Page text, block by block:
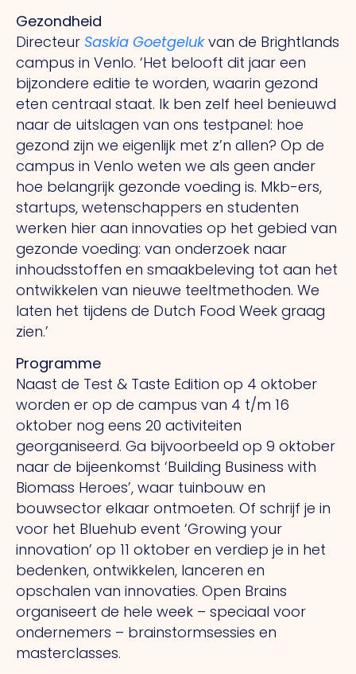
Gezondheid
Directeur Saskia Goetgelukvan de Brightlands
campus in Venlo. ‘Het belooft dit jaar een
bijzondere editie te worden, waarin gezond
eten centraal staat. Ik ben zelf heel benieuwd
naar de uitslagen van ons testpanel: hoe
gezond zijn we eigenlijk met z’n allen? Op de
campus in Venlo weten we als geen ander
hoe belangrijk gezonde voeding is. Mkb-ers,
startups, wetenschappers en studenten
werken hier aan innovaties op het gebied van
gezonde voeding: van onderzoek naar
inhoudsstoffen en smaakbeleving tot aan het
ontwikkelen van nieuwe teeltmethoden. We
laten het tijdens de Dutch Food Week graag
zien.’
Programme
Naast de Test & Taste Edition op 4 oktober
worden er op de campus van 4 t/m 16
oktober nog eens 20 activiteiten
georganiseerd. Ga bijvoorbeeld op 9 oktober
naar de bijeenkomst ‘Building Business with
Biomass Heroes’, waar tuinbouw en
bouwsector elkaar ontmoeten. Of schrijf je in
voor het Bluehub event ‘Growing your
innovation’ op 11 oktober en verdiep je in het
bedenken, ontwikkelen, lanceren en
opschalen van innovaties. Open Brains
organiseert de hele week – speciaal voor
ondernemers – brainstormsessies en
masterclasses.